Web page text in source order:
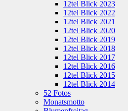
12tel Blick 2023
12tel Blick 2022
12tel Blick 2021
12tel Blick 2020
12tel Blick 2019
12tel Blick 2018
12tel Blick 2017
12tel Blick 2016
12tel Blick 2015
12tel Blick 2014
52 Fotos
Monatsmotto